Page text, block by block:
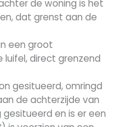
de woning is het
dat grenst aan de
een groot
direct grenzend
gesitueerd, omringd
de achterzijde van
en is er een